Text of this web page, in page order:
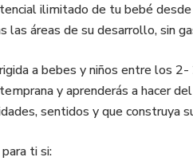
ilimitado de tu bebé
las áreas de su desarrollo, sin
a bebes y niños entre los
y aprenderás a hacer
sentidos y que construya
ti si: